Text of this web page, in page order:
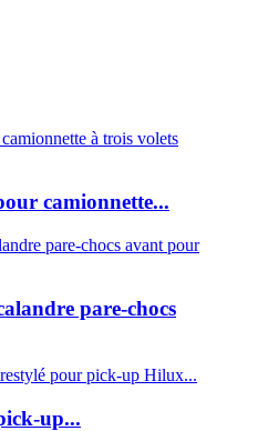
camionnette...
pare-chocs
up...